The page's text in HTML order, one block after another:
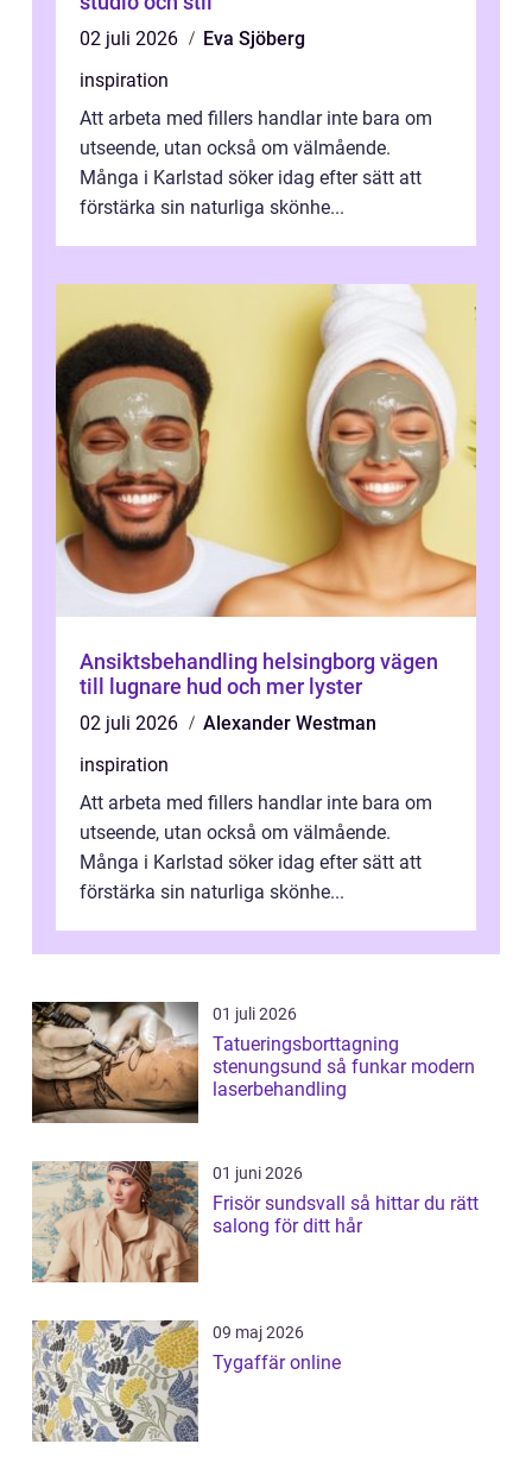
02 juli 2026
Eva Sjöberg
inspiration
Att arbeta med fillers handlar inte bara om
utseende, utan också om välmående.
Många i Karlstad söker idag efter sätt att
förstärka sin naturliga skönhe...
Ansiktsbehandling helsingborg vägen
till lugnare hud och mer lyster
02 juli 2026
Alexander Westman
inspiration
Att arbeta med fillers handlar inte bara om
utseende, utan också om välmående.
Många i Karlstad söker idag efter sätt att
förstärka sin naturliga skönhe...
01 juli 2026
Tatueringsborttagning
stenungsund så funkar modern
laserbehandling
01 juni 2026
Frisör sundsvall så hittar du rätt
salong för ditt hår
09 maj 2026
Tygaffär online